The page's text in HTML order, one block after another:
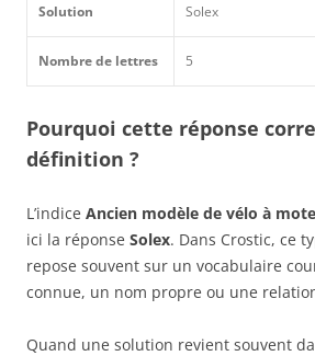
Solution Solex
Nombre de lettres 5
Pourquoi cette réponse
définition ?
L’indice Ancien modèle de vélo à
ici la réponse Solex. Dans Crostic, ce
repose souvent sur un vocabulaire
connue, un nom propre ou une
Quand une solution revient souvent